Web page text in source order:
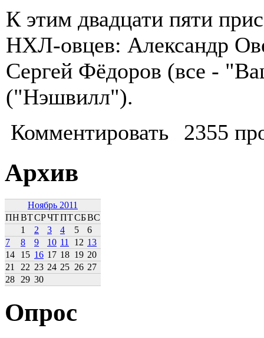
К этим двадцати пяти
НХЛ-овцев: Александр
Сергей Фёдоров (все -
("Нэшвилл").
Комментировать
2355
Архив
Ноябрь 2011
ПНВТСРЧТПТСБВС
1
2 3 4 5
6
7
8 9 10 11 12 13
14
15 16 17 18 19 20
21
22 23 24 25 26 27
28
29 30
Опрос